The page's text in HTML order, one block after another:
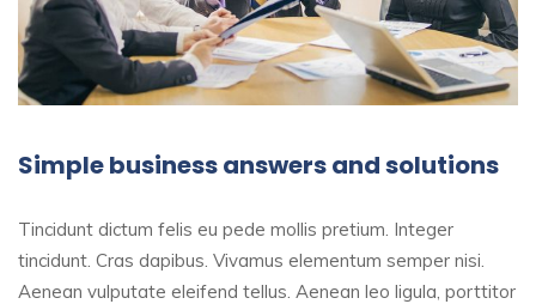
Simple business answers and solutions
Tincidunt dictum felis eu pede mollis pretium. Integer
tincidunt. Cras dapibus. Vivamus elementum semper nisi.
Aenean vulputate eleifend tellus. Aenean leo ligula, porttitor